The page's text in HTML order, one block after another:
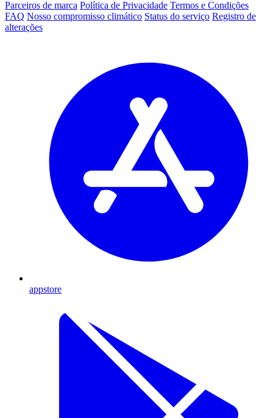
Parceiros de marca Política de Privacidade Termos e Condições
FAQ Nosso compromisso climático Status do serviço Registro de
alterações
appstore